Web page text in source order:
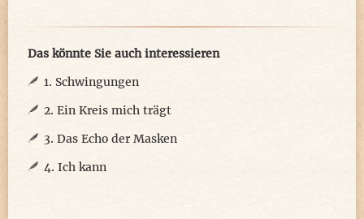
Das könnte Sie auch interessieren
1. Schwingungen
2. Ein Kreis mich trägt
3. Das Echo der Masken
4. Ich kann